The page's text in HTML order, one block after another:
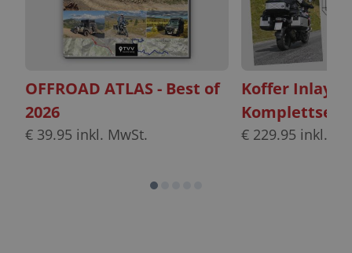
OFFROAD ATLAS - Best of
2026
€ 39.95 inkl. MwSt.
Koffer
Komplettset
€ 229.95 inkl.